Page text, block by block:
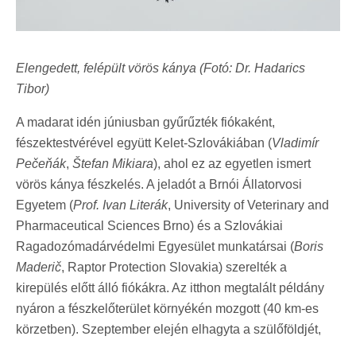
Elengedett, felépült vörös kánya (Fotó: Dr. Hadarics
Tibor)
A madarat idén júniusban gyűrűzték fiókaként,
fészektestvérével együtt Kelet-Szlovákiában (Vladimír
Pečeňák, Štefan Mikiara), ahol ez az egyetlen ismert
vörös kánya fészkelés. A jeladót a Brnói Állatorvosi
Egyetem (Prof. Ivan Literák, University of Veterinary and
Pharmaceutical Sciences Brno) és a Szlovákiai
Ragadozómadárvédelmi Egyesület munkatársai (Boris
Maderič, Raptor Protection Slovakia) szerelték a
kirepülés előtt álló fiókákra. Az itthon megtalált példány
nyáron a fészkelőterület környékén mozgott (40 km-es
körzetben). Szeptember elején elhagyta a szülőföldjét,